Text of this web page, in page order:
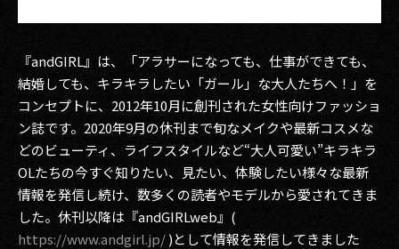
『andGIRL』は、「アラサーになっても、仕事ができても、
結婚しても、キラキラしたい「ガール」な大人たちへ！」を
コンセプトに、2012年10月に創刊された女性向けファッショ
ン誌です。2020年9月の休刊まで旬なメイクや最新コスメな
どのビューティ、ライフスタイルなど“大人可愛い”キラキラ
OLたちの今すぐ知りたい、見たい、体験したい様々な最新
情報を発信し続け、数多くの読者やモデルから愛されてきま
した。休刊以降は『andGIRLweb』(
https://www.andgirl.jp/)として情報を発信してきました